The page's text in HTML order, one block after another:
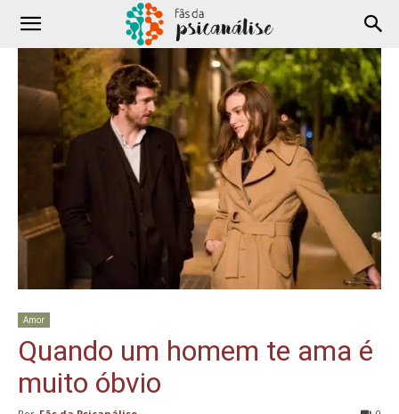
Amor
Quando um homem te ama é
muito óbvio